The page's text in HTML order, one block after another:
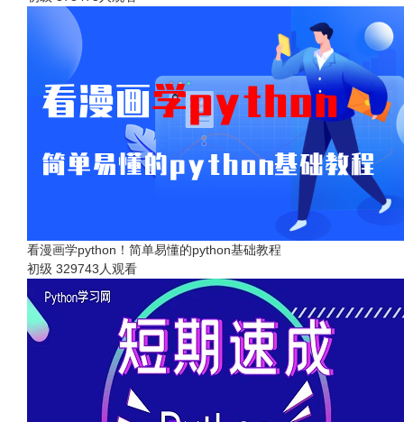
看漫画学python！简单易懂的python基础教程
初级 329743人观看